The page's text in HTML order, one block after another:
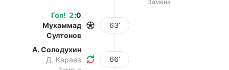
Замена
Гол! 2:0
Мухаммад
Султонов
63’
А. Солодухин
Д. Караев
66’